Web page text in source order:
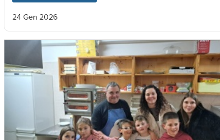
24 Gen 2026